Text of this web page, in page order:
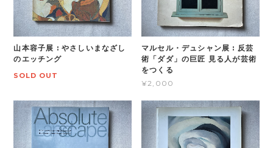
山本容子展 : やさしいまなざし
のエッチング
SOLD OUT
マルセル・デュシャン展 : 反芸
術「ダダ」の巨匠 見る人が芸術
をつくる
¥2,000